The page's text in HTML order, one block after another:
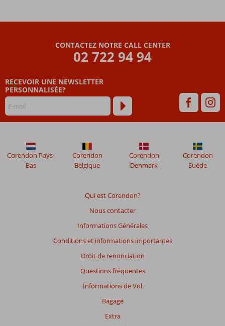
CONTACTEZ NOTRE CALL CENTER
02 722 94 94
RECEVOIR UNE NEWSLETTER
PERSONNALISÉE?
Qui est Corendon?
Nous contacter
Informations Générales
Conditions et informations importantes
Droit de renonciation
Questions fréquentes
Informations de Vol
Bagage
Extra
Corendon Pays-
Bas
Corendon
Belgique
Corendon
Denmark
Corendon
Suède